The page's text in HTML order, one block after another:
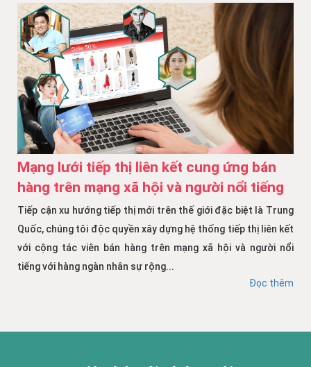
Mạng lưới tiếp thị liên kết cung ứng bán
hàng trên mạng xã hội và người nổi tiếng
Tiếp cận xu hướng tiếp thị mới trên thế giới đặc biệt là Trung
Quốc, chúng tôi độc quyền xây dựng hệ thống tiếp thị liên kết
với cộng tác viên bán hàng trên mạng xã hội và người nổi
tiếng với hàng ngàn nhân sự rộng...
Đọc thêm